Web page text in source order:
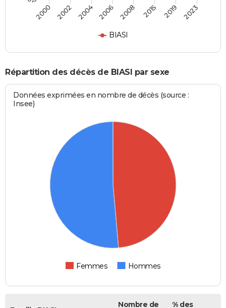
BIASI
2000 2002 2004 2006 2008 2015 2019 2023
Répartition des décès de BIASI par sexe
Données exprimées en nombre de décès (source :
Insee)
Femmes Hommes
Nombre de
% des